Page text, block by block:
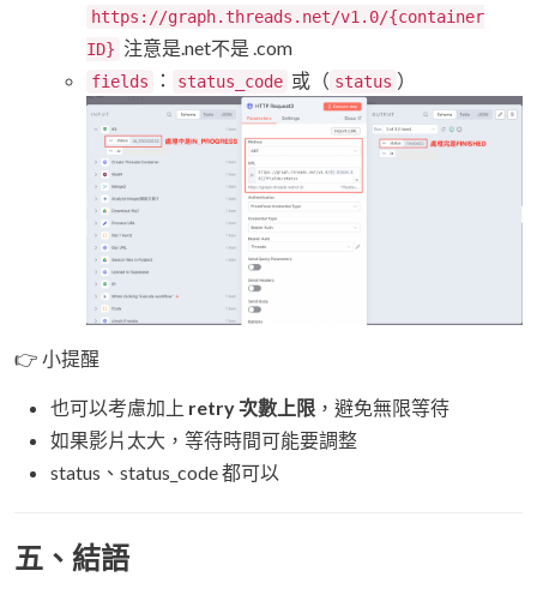
https://graph.threads.net/v1.0/{container
ID} 注意是.net不是 .com
fields ： status_code 或（ status ）
👉 小提醒
也可以考慮加上 retry 次數上限 ，避免無限等待
如果影片太大，等待時間可能要調整
status、status_code 都可以
五、結語